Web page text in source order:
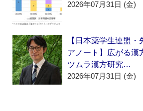
2026年07月31日 (金)
【日本薬学生連盟
アノート】広がる
ツムラ漢方研究…
2026年07月31日 (金)